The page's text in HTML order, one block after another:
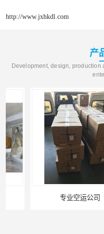
http://www.jxhkdl.com
产
Development, design, production
专业空运公司